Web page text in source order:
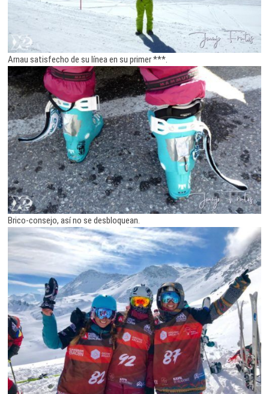
Arnau satisfecho de su línea en su primer ***.
Brico-consejo, así no se desbloquean.